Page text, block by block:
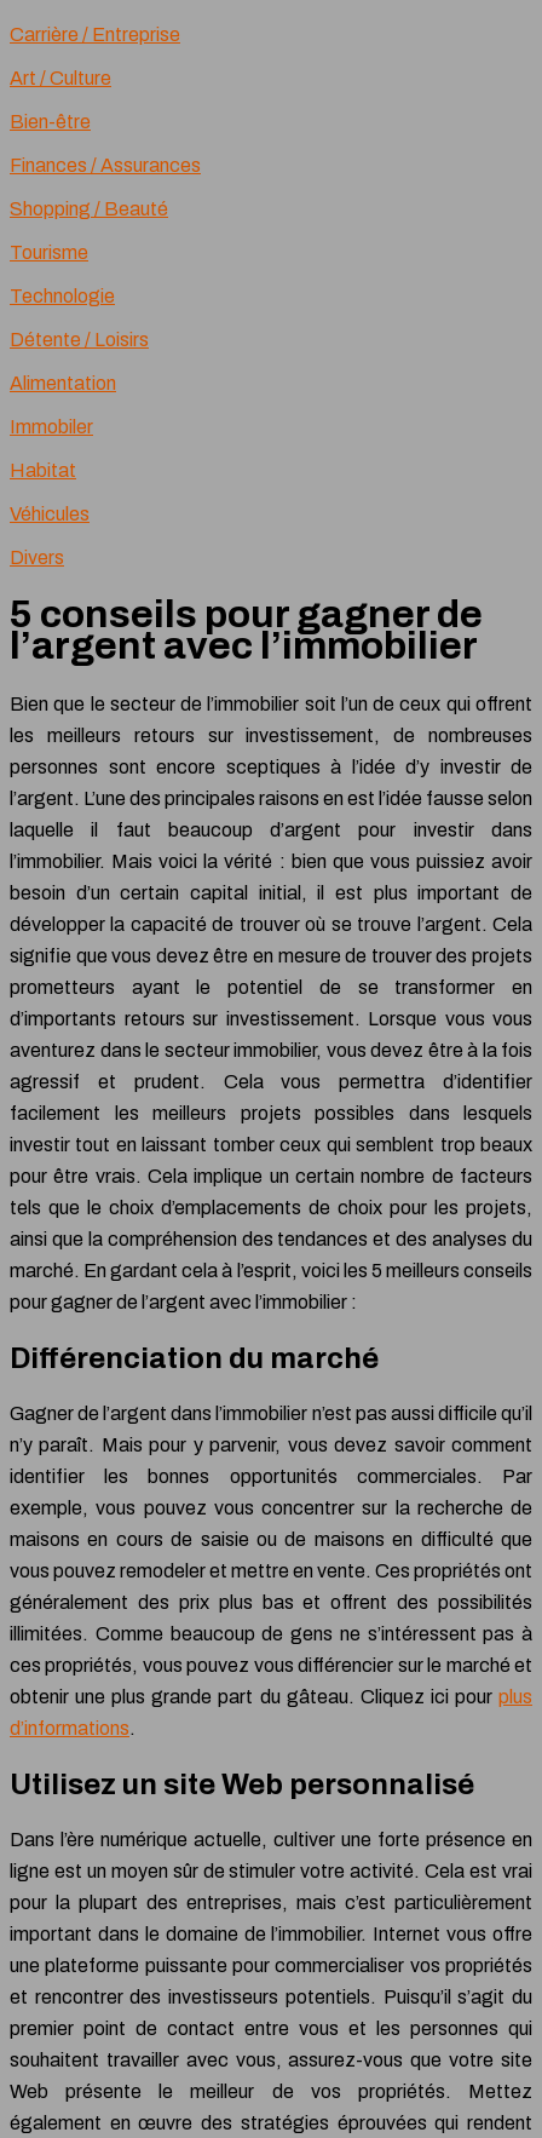
Carrière / Entreprise
Art / Culture
Bien-être
Finances / Assurances
Shopping / Beauté
Tourisme
Technologie
Détente / Loisirs
Alimentation
Immobiler
Habitat
Véhicules
Divers
5 conseils pour gagner de
l’argent avec l’immobilier
Bien que le secteur de l’immobilier soit l’un de ceux qui offrent
les meilleurs retours sur investissement, de nombreuses
personnes sont encore sceptiques à l’idée d’y investir de
l’argent. L’une des principales raisons en est l’idée fausse selon
laquelle il faut beaucoup d’argent pour investir dans
l’immobilier. Mais voici la vérité : bien que vous puissiez avoir
besoin d’un certain capital initial, il est plus important de
développer la capacité de trouver où se trouve l’argent. Cela
signifie que vous devez être en mesure de trouver des projets
prometteurs ayant le potentiel de se transformer en
d’importants retours sur investissement. Lorsque vous vous
aventurez dans le secteur immobilier, vous devez être à la fois
agressif et prudent. Cela vous permettra d’identifier
facilement les meilleurs projets possibles dans lesquels
investir tout en laissant tomber ceux qui semblent trop beaux
pour être vrais. Cela implique un certain nombre de facteurs
tels que le choix d’emplacements de choix pour les projets,
ainsi que la compréhension des tendances et des analyses du
marché. En gardant cela à l’esprit, voici les 5 meilleurs conseils
pour gagner de l’argent avec l’immobilier :
Différenciation du marché
Gagner de l’argent dans l’immobilier n’est pas aussi difficile qu’il
n’y paraît. Mais pour y parvenir, vous devez savoir comment
identifier les bonnes opportunités commerciales. Par
exemple, vous pouvez vous concentrer sur la recherche de
maisons en cours de saisie ou de maisons en difficulté que
vous pouvez remodeler et mettre en vente. Ces propriétés ont
généralement des prix plus bas et offrent des possibilités
illimitées. Comme beaucoup de gens ne s’intéressent pas à
ces propriétés, vous pouvez vous différencier sur le marché et
obtenir une plus grande part du gâteau. Cliquez ici pour plus
d’informations.
Utilisez un site Web personnalisé
Dans l’ère numérique actuelle, cultiver une forte présence en
ligne est un moyen sûr de stimuler votre activité. Cela est vrai
pour la plupart des entreprises, mais c’est particulièrement
important dans le domaine de l’immobilier. Internet vous offre
une plateforme puissante pour commercialiser vos propriétés
et rencontrer des investisseurs potentiels. Puisqu’il s’agit du
premier point de contact entre vous et les personnes qui
souhaitent travailler avec vous, assurez-vous que votre site
Web présente le meilleur de vos propriétés. Mettez
également en œuvre des stratégies éprouvées qui rendent